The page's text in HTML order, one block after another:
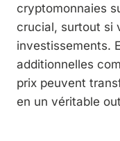
cryptomonnaies
crucial, surtout si
investissements.
additionnelles
prix peuvent
en un véritable